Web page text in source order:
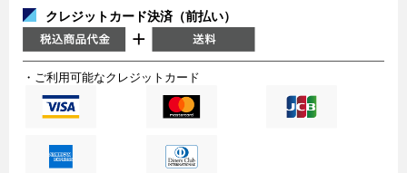
クレジットカード決済（前払い）
・ご利用可能なクレジットカード